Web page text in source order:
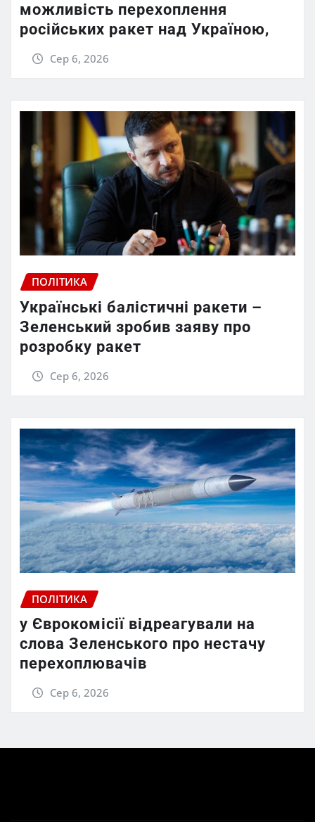
можливість перехоплення
російських ракет над Україною,
Сер 6, 2026
ПОЛІТИКА
Українські балістичні ракети –
Зеленський зробив заяву про
розробку ракет
Сер 6, 2026
ПОЛІТИКА
у Єврокомісії відреагували на
слова Зеленського про нестачу
перехоплювачів
Сер 6, 2026